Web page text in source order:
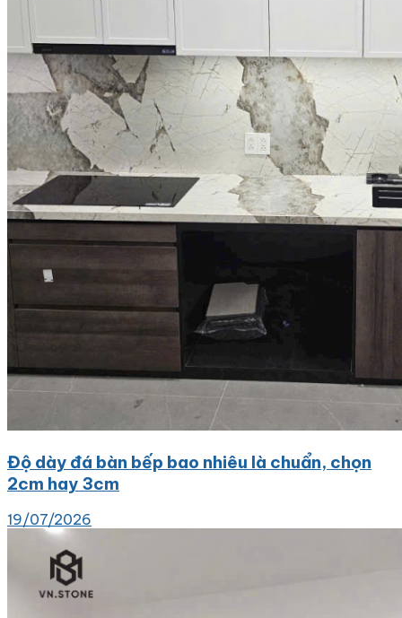
Độ dày đá bàn bếp bao nhiêu là chuẩn, chọn
2cm hay 3cm
19/07/2026